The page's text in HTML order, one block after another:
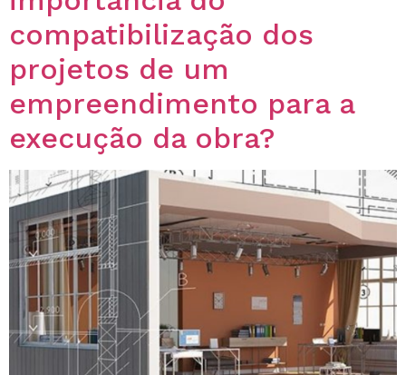
compatibilização dos
projetos de um
empreendimento para a
execução da obra?